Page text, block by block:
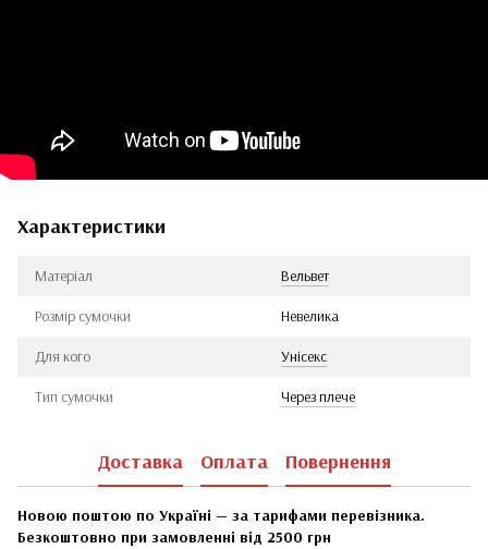
Характеристики
Матеріал Вельвет
Розмір сумочки Невелика
Для кого Унісекс
Тип сумочки Через плече
Доставка Оплата Повернення
Новою поштою по Україні — за тарифами перевізника.
Безкоштовно при замовленні від 2500 грн